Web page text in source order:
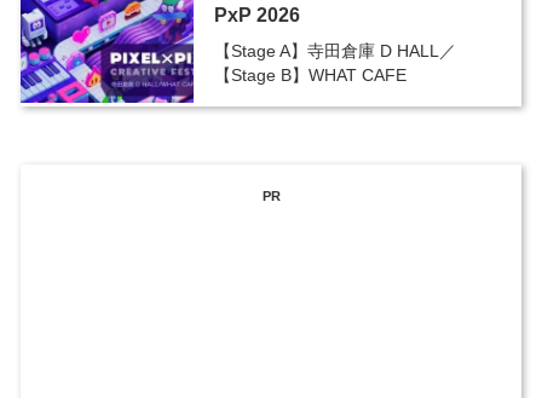
PxP 2026
【Stage A】寺田倉庫 D HALL／
【Stage B】WHAT CAFE
PR